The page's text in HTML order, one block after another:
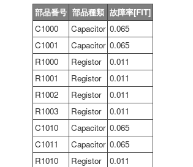
部品番号 部品種類 故障率[FIT]
C1000
Capacitor 0.065
C1001
Capacitor 0.065
R1000
Registor
0.011
R1001
Registor
0.011
R1002
Registor
0.011
R1003
Registor
0.011
C1010
Capacitor 0.065
C1011
Capacitor 0.065
R1010
Registor
0.011